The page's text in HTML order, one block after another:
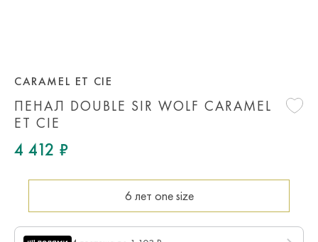
ПЕНАЛ DOUBLE SIR WOLF CARAMEL
ET CIE
CARAMEL ET CIE
4 412 ₽
6 лет one size